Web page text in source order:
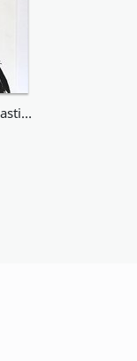
Long John Silver & Lady Hastings